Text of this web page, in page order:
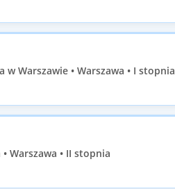
Warszawie • Warszawa • I stopnia
Warszawa • II stopnia